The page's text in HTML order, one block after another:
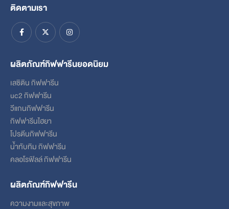
ติดตามเรา
ผลิตภัณฑ์กิฟฟารีนยอดนิยม
เลซิติน กิฟฟารีน
uc2 กิฟฟารีน
วีแกนกิฟฟารีน
กิฟฟารีนไฮยา
โปรตีนกิฟฟารีน
น้ำทับทิม กิฟฟารีน
คลอโรฟิลล์ กิฟฟารีน
ผลิตภัณฑ์กิฟฟารีน
ความงามและสุขภาพ